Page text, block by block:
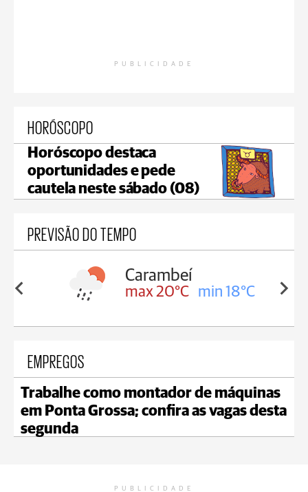
PUBLICIDADE
HORÓSCOPO
Horóscopo destaca
oportunidades e pede
cautela neste sábado (08)
PREVISÃO DO TEMPO
Carambeí
max 20°C min 18°C max
EMPREGOS
Trabalhe como montador de máquinas
em Ponta Grossa; confira as vagas desta
segunda
PUBLICIDADE